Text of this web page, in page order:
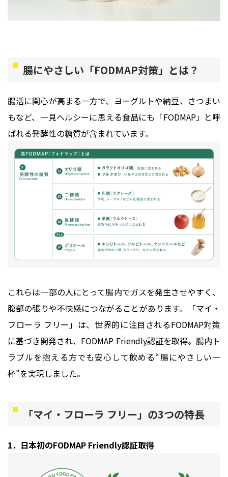
腸にやさしい「FODMAP対策」とは？
腸活に関心が高まる一方で、ヨーグルトや納豆、さつまい
もなど、一見ヘルシーに思える食品にも「FODMAP」と呼
ばれる発酵性の糖質が含まれています。
これらは一部の人にとって腸内でガスを発生させやすく、
腹部の張りや不快感につながることがあります。「マイ・
フローラ フリー」は、世界的に注目されるFODMAP対策
に基づき開発され、FODMAP Friendly認証を取得。腸内ト
ラブルを抱える方でも安心して飲める“腸にやさしい一
杯”を実現しました。
「マイ・フローラ フリー」の3つの特長
1．日本初のFODMAP Friendly認証取得